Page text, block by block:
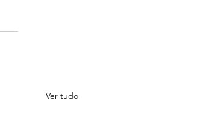
Ver tudo